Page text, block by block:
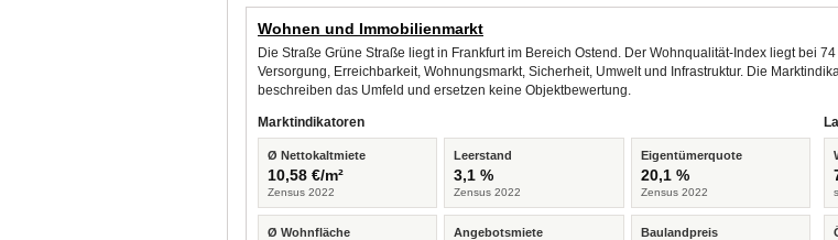
Wohnen und Immobilienmarkt
Die Straße Grüne Straße liegt in Frankfurt im Bereich Ostend. Der Wohnqualität-Index liegt bei
Versorgung, Erreichbarkeit, Wohnungsmarkt, Sicherheit, Umwelt und Infrastruktur. Die
beschreiben das Umfeld und ersetzen keine Objektbewertung.
Marktindikatoren
Ø Nettokaltmiete
10,58 €/m²
Zensus 2022
Leerstand
3,1 %
Zensus 2022
Eigentümerquote
20,1 %
Zensus 2022
Ø Wohnfläche Angebotsmiete Baulandpreis